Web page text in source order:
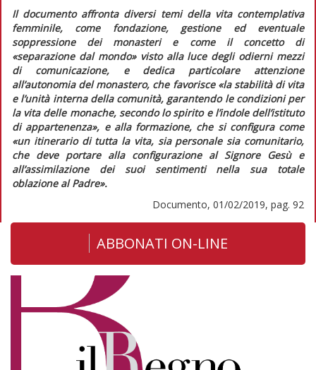
Il documento affronta diversi temi della vita contemplativa
femminile, come fondazione, gestione ed eventuale
soppressione dei monasteri e come il concetto di
«separazione dal mondo» visto alla luce degli odierni mezzi
di comunicazione, e dedica particolare attenzione
all’autonomia del monastero, che favorisce «la stabilità di vita
e l’unità interna della comunità, garantendo le condizioni per
la vita delle monache, secondo lo spirito e l’indole dell’istituto
di appartenenza», e alla formazione, che si configura come
«un itinerario di tutta la vita, sia personale sia comunitario,
che deve portare alla configurazione al Signore Gesù e
all’assimilazione dei suoi sentimenti nella sua totale
oblazione al Padre».
Documento, 01/02/2019, pag. 92
ABBONATI ON-LINE